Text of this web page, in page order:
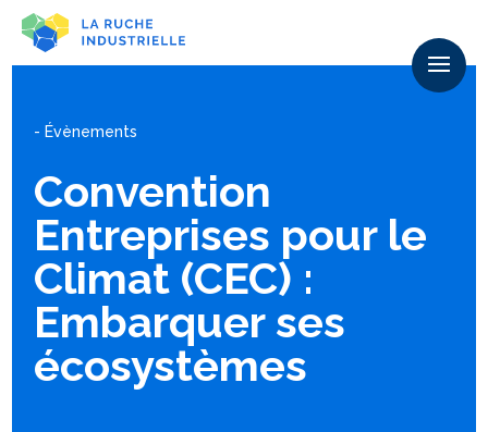
- Évènements
Convention
Entreprises pour le
Climat (CEC) :
Embarquer ses
écosystèmes